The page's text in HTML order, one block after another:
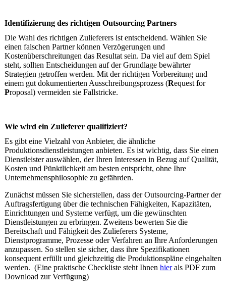
Identifizierung des richtigen Outsourcing Partners
Die Wahl des richtigen Zulieferers ist entscheidend. Wählen Sie
einen falschen Partner können Verzögerungen und
Kostenüberschreitungen das Resultat sein. Da viel auf dem Spiel
steht, sollten Entscheidungen auf der Grundlage bewährter
Strategien getroffen werden. Mit der richtigen Vorbereitung und
einem gut dokumentierten Ausschreibungsprozess (Request for
Proposal) vermeiden sie Fallstricke.
Wie wird ein Zulieferer qualifiziert?
Es gibt eine Vielzahl von Anbieter, die ähnliche
Produktionsdienstleistungen anbieten. Es ist wichtig, dass Sie einen
Dienstleister auswählen, der Ihren Interessen in Bezug auf Qualität,
Kosten und Pünktlichkeit am besten entspricht, ohne Ihre
Unternehmensphilosophie zu gefährden.
Zunächst müssen Sie sicherstellen, dass der Outsourcing-Partner der
Auftragsfertigung über die technischen Fähigkeiten, Kapazitäten,
Einrichtungen und Systeme verfügt, um die gewünschten
Dienstleistungen zu erbringen. Zweitens bewerten Sie die
Bereitschaft und Fähigkeit des Zulieferers Systeme,
Dienstprogramme, Prozesse oder Verfahren an Ihre Anforderungen
anzupassen. So stellen sie sicher, dass ihre Spezifikationen
konsequent erfüllt und gleichzeitig die Produktionspläne eingehalten
werden. (Eine praktische Checkliste steht Ihnen hierals PDF zum
Download zur Verfügung)